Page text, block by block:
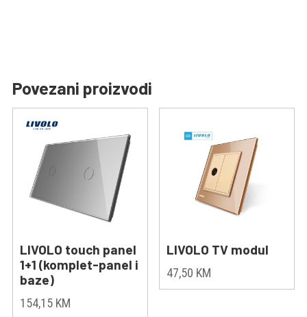
Povezani proizvodi
LIVOLO touch panel
1+1 (komplet-panel i
baze)
154,15 KM
LIVOLO TV modul
47,50 KM